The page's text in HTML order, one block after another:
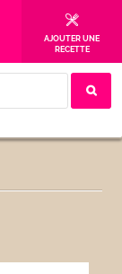
AJOUTER UNE
RECETTE